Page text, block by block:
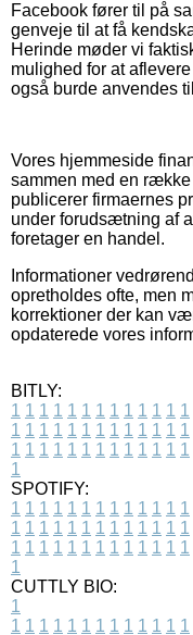
Facebook fører til på
genveje til at få
Herinde møder vi
mulighed for at
også burde anvendes
Vores hjemmeside
sammen med en
publicerer firmaernes
under forudsætning af
foretager en handel.
Informationer
opretholdes ofte, men
korrektioner der kan
opdaterede vores
BITLY:
1 1 1 1 1 1 1 1 1 1 1 1 1
1 1 1 1 1 1 1 1 1 1 1 1 1
1 1 1 1 1 1 1 1 1 1 1 1 1
1
SPOTIFY:
1 1 1 1 1 1 1 1 1 1 1 1 1
1 1 1 1 1 1 1 1 1 1 1 1 1
1 1 1 1 1 1 1 1 1 1 1 1 1
1
CUTTLY BIO:
1
1 1 1 1 1 1 1 1 1 1 1 1 1